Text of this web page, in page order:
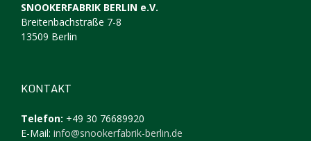
SNOOKERFABRIK BERLIN e.V.
Breitenbachstraße 7-8
13509 Berlin
KONTAKT
Telefon: +49 30 76689920
E-Mail: info@snookerfabrik-berlin.de